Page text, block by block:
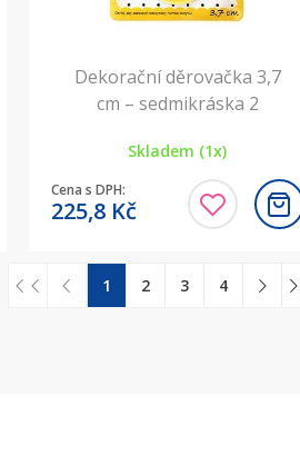
Dekorační děrovačka 3,7
cm – sedmikráska 2
Skladem (1x)
Cena s DPH:
225,8 Kč
1 2 3 4